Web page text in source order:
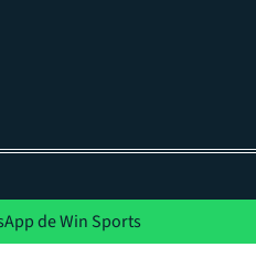
de Win Sports